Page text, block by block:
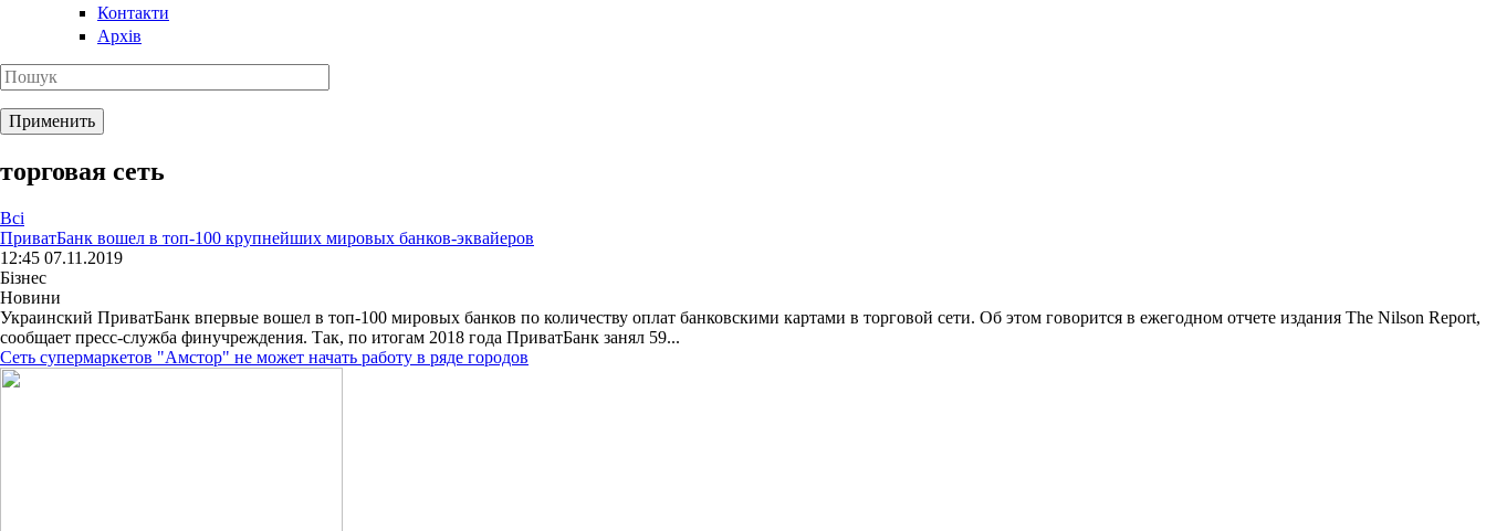
Контакти
Архів
торговая сеть
Всі
ПриватБанк вошел в топ-100 крупнейших мировых банков-эквайеров
12:45 07.11.2019
Бізнес
Новини
Украинский ПриватБанк впервые вошел в топ-100 мировых банков по количеству оплат банковскими картами в торговой сети. Об этом говорится в ежегодном отчете издания The Nilson Report,
сообщает пресс-служба финучреждения. Так, по итогам 2018 года ПриватБанк занял 59...
Сеть супермаркетов "Амстор" не может начать работу в ряде городов